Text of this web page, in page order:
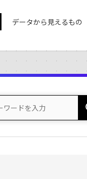
データから見えるもの